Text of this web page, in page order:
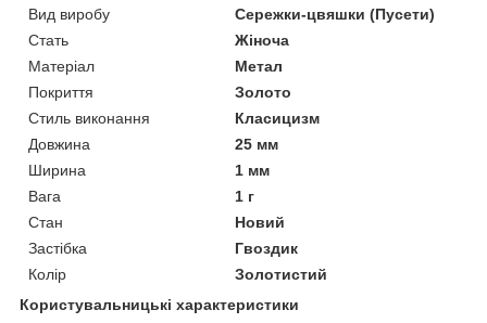
Вид виробу
Сережки-цвяшки (Пусети)
Стать
Жіноча
Матеріал
Метал
Покриття
Золото
Стиль виконання
Класицизм
Довжина
25 мм
Ширина
1 мм
Вага
1 г
Стан
Новий
Застібка
Гвоздик
Колір
Золотистий
Користувальницькі характеристики